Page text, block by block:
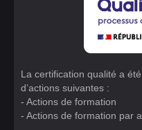
La certification qualité a
d’actions suivantes :
- Actions de formation
- Actions de formation par